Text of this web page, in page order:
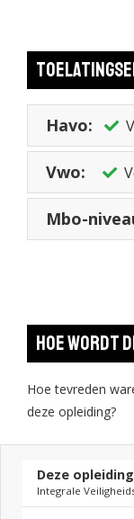
Daarom heb je
binnen het
begeleider helpt je
bespreek je hoe je
Havo:
Vwo:
Mbo-
Hoe wordt
Hoe tevreden
deze opleiding?
Deze opleiding
Integrale